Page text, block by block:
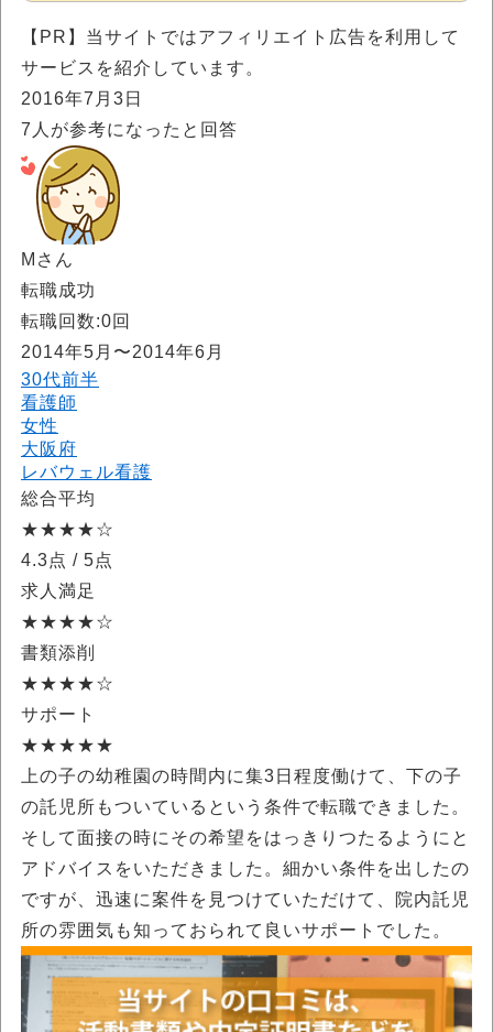
【PR】当サイトではアフィリエイト広告を利用して
サービスを紹介しています。
2016年7月3日
7 人が参考になったと回答
Mさん
転職成功
転職回数:0回
2014年5月〜2014年6月
30代前半
看護師
女性
大阪府
レバウェル看護
総合平均
★★★★☆
4.3点 / 5点
求人満足
★★★★☆
書類添削
★★★★☆
サポート
★★★★★
上の子の幼稚園の時間内に集3日程度働けて、下の子
の託児所もついているという条件で転職できました。
そして面接の時にその希望をはっきりつたるようにと
アドバイスをいただきました。細かい条件を出したの
ですが、迅速に案件を見つけていただけて、院内託児
所の雰囲気も知っておられて良いサポートでした。